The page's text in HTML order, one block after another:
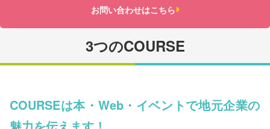
お問い合わせはこちら
3つのCOURSE
COURSEは本・Web・イベントで地元企業の
魅力を伝えます！